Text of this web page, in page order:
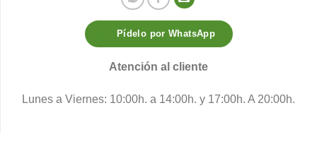
Pídelo por WhatsApp
Atención al cliente
Lunes a Viernes: 10:00h. a 14:00h. y 17:00h. A 20:00h.